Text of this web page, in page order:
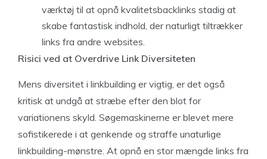
værktøj til at opnå kvalitetsbacklinks stadig at
skabe fantastisk indhold, der naturligt tiltrækker
links fra andre websites.
Risici ved at Overdrive Link Diversiteten
Mens diversitet i linkbuilding er vigtig, er det også
kritisk at undgå at stræbe efter den blot for
variationens skyld. Søgemaskinerne er blevet mere
sofistikerede i at genkende og straffe unaturlige
linkbuilding-mønstre. At opnå en stor mængde links fra